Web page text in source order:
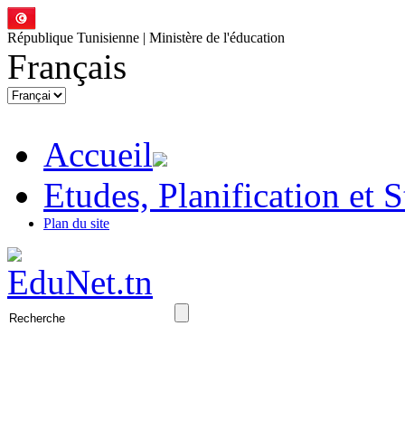
République Tunisienne | Ministère de l'éducation
Français
Accueil
Etudes, Planification et
Plan du site